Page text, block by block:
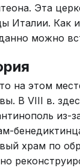
Эта
Италии. Как
можно
на этом
В VIII в.
из-
храм по